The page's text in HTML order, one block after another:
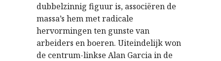
dubbelzinnig figuur is, associëren de
massa’s hem met radicale
hervormingen ten gunste van
arbeiders en boeren. Uiteindelijk won
de centrum-linkse Alan Garcia in de